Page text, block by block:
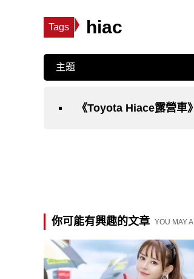
Tags hiac
主題
《Toyota Hiace露營車
你可能有興趣的文章 YOU MAY